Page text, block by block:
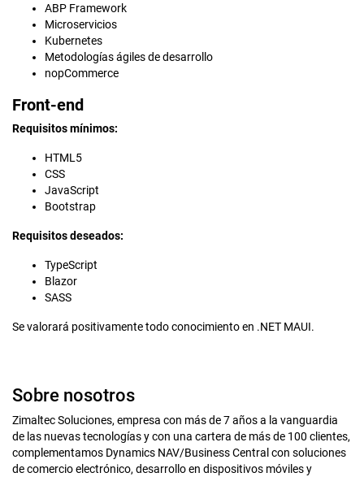
ABP Framework
Microservicios
Kubernetes
Metodologías ágiles de desarrollo
nopCommerce
Front-end
Requisitos mínimos:
HTML5
CSS
JavaScript
Bootstrap
Requisitos deseados:
TypeScript
Blazor
SASS
Se valorará positivamente todo conocimiento en .NET MAUI.
Sobre nosotros
Zimaltec Soluciones, empresa con más de 7 años a la vanguardia
de las nuevas tecnologías y con una cartera de más de 100 clientes,
complementamos Dynamics NAV/Business Central con soluciones
de comercio electrónico, desarrollo en dispositivos móviles y